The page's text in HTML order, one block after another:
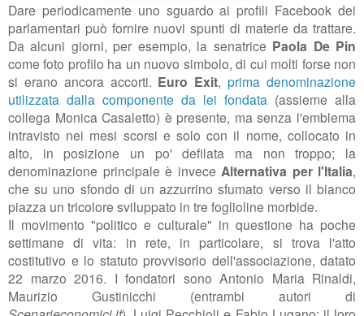
Dare periodicamente uno sguardo ai profili Facebook dei
parlamentari può fornire nuovi spunti di materie da trattare.
Da alcuni giorni, per esempio, la senatrice Paola De Pin
come foto profilo ha un nuovo simbolo, di cui molti forse non
si erano ancora accorti. Euro Exit,prima denominazione
utilizzata dalla componente da lei fondata (assieme alla
collega Monica Casaletto) è presente, ma senza l'emblema
intravisto nei mesi scorsi e solo con il nome, collocato in
alto, in posizione un po' defilata ma non troppo; la
denominazione principale è invece Alternativa per l'Italia,
che su uno sfondo di un azzurrino sfumato verso il bianco
piazza un tricolore sviluppato in tre foglioline morbide.
Il movimento "politico e culturale" in questione ha poche
settimane di vita: in rete, in particolare, si trova l'atto
costitutivo e lo statuto provvisorio dell'associazione, datato
22 marzo 2016. I fondatori sono Antonio Maria Rinaldi,
Maurizio Gustinicchi (entrambi autori di